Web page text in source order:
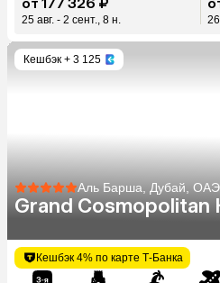
25 авг. - 2 сент., 8 н.
Кешбэк + 3 125
Аль Барша, Дубай, ОАЭ
Grand Cosmopolitan
Кешбэк 4% по карте Т-Банка